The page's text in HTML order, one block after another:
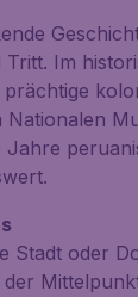
Im
prächtige
Nationalen
Stadt oder
der